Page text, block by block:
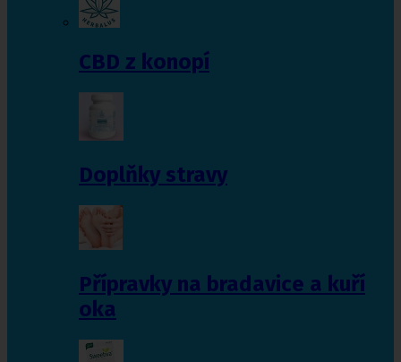
CBD z konopí
Doplňky stravy
Přípravky na bradavice a kuří
oka